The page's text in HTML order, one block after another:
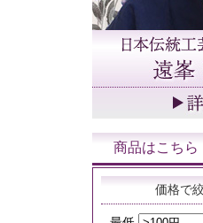
商品はこちら
価格で